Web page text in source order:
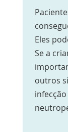
Eles
Se a
outros